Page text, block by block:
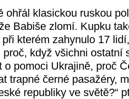
ohřál klasickou ruskou
Babiše zlomí. Kupku
kterém zahynulo 17
když všichni ostatní
o pomoci Ukrajině, proč
trapné černé pasažéry,
republiky ve světě?“